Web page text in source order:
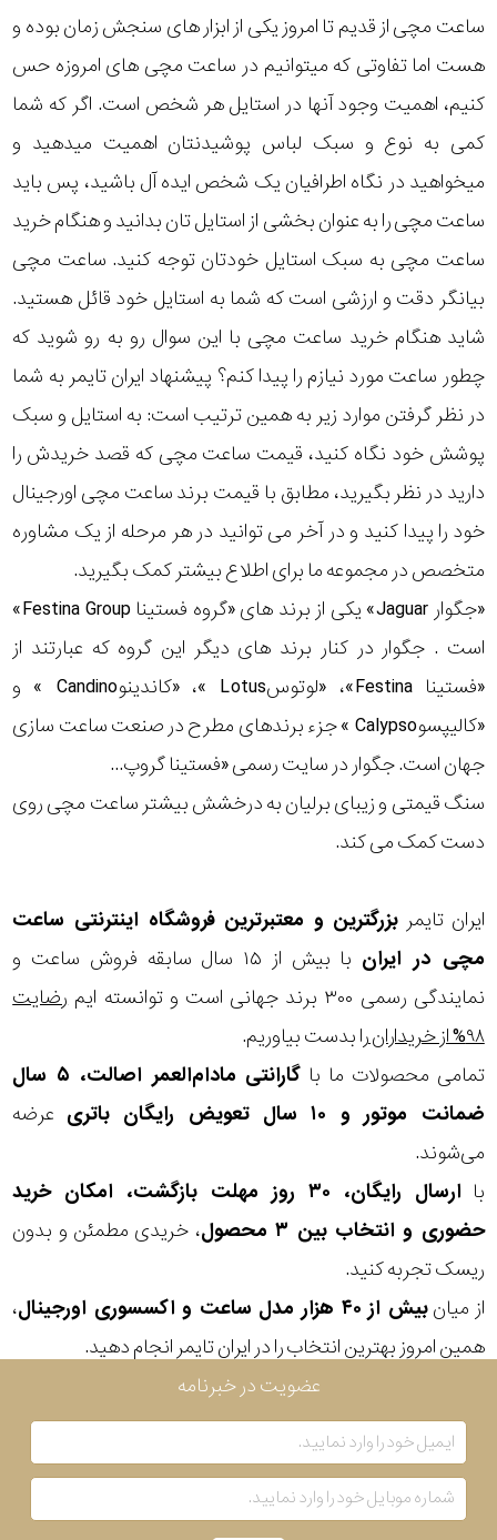
ساعت مچی از قدیم تا امروز یکی از ابزار های سنجش زمان بوده و
هست اما تفاوتی که میتوانیم در ساعت مچی های امروزه حس
کنیم، اهمیت وجود آنها در استایل هر شخص است. اگر که شما
کمی به نوع و سبک لباس پوشیدنتان اهمیت میدهید و
میخواهید در نگاه اطرافیان یک شخص ایده آل باشید، پس باید
ساعت مچی را به عنوان بخشی از استایل تان بدانید و هنگام خرید
ساعت مچی به سبک استایل خودتان توجه کنید. ساعت مچی
بیانگر دقت و ارزشی است که شما به استایل خود قائل هستید.
شاید هنگام خرید ساعت مچی با این سوال رو به رو شوید که
چطور ساعت مورد نیازم را پیدا کنم؟ پیشنهاد ایران تایمر به شما
در نظر گرفتن موارد زیر به همین ترتیب است: به استایل و سبک
پوشش خود نگاه کنید، قیمت ساعت مچی که قصد خریدش را
دارید در نظر بگیرید، مطابق با قیمت برند ساعت مچی اورجینال
خود را پیدا کنید و در آخر می توانید در هر مرحله از یک مشاوره
متخصص در مجموعه ما برای اطلاع بیشتر کمک بگیرید.
«جگوار Jaguar» یکی از برند های «گروه فستینا Festina Group»
است . جگوار در کنار برند های دیگر این گروه که عبارتند از
«فستینا Festina»، «لوتوسLotus »، «کاندینوCandino » و
«کالیپسوCalypso » جزء برندهای مطرح در صنعت ساعت سازی
جهان است. جگوار در سایت رسمی «فستینا گروپ...
سنگ قیمتی و زیبای برلیان به درخشش بیشتر ساعت مچی روی
دست کمک می کند.
ایران تایمر بزرگترین و معتبرترین فروشگاه اینترنتی ساعت
مچی در ایران
با بیش از ۱۵ سال سابقه فروش ساعت و
نمایندگی رسمی ۳۰۰ برند جهانی است و توانسته ایم
رضایت
۹۸% از خریداران
را بدست بیاوریم.
تمامی محصولات ما با
گارانتی مادام‌العمر اصالت، ۵ سال
ضمانت موتور و ۱۰ سال تعویض رایگان باتری
عرضه
می‌شوند.
با
ارسال رایگان، ۳۰ روز مهلت بازگشت، امکان خرید
حضوری و انتخاب بین ۳ محصول
، خریدی مطمئن و بدون
ریسک تجربه کنید.
از میانبیش از ۴۰ هزار مدل ساعت و اکسسوری اورجینال
،
همین امروز بهترین انتخاب را در ایران تایمر انجام دهید.
پیلار
لیکوپر
آدیداس
متی
مازراتی
نمایش
جنسیت
استایل
محدوده
عرض
طرح
بند
طرح
صفحه
در
برابر
قاب
ویژگی
نوع
موتور
رنگ
بکار
رفته
در
جنس
برلیان
عضویت در خبرنامه